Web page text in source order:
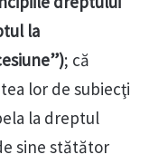
la
; că
lor de subiecţi
la dreptul
sine stătător